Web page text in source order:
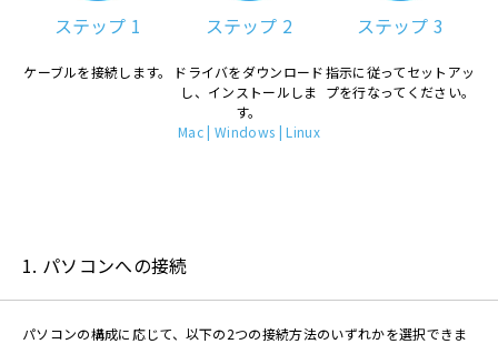
ステップ 1
ケーブルを接続します。
ステップ 2
ドライバをダウンロード
し、インストールしま
す。
Mac|Windows |Linux
ステップ 3
指示に従ってセットアッ
プを行なってください。
1. パソコンへの接続
パソコンの構成に応じて、以下の2つの接続方法のいずれかを選択できま